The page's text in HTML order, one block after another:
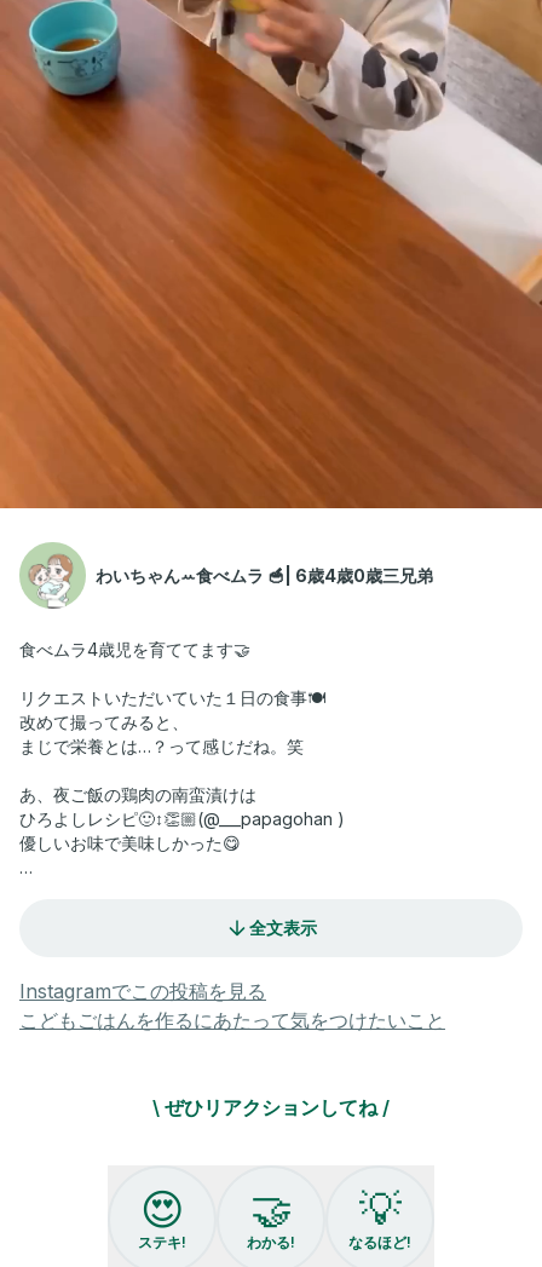
わいちゃんꕀ食べムラ 🥣| 6歳4歳0歳三兄弟
食べムラ4歳児を育ててます🤝
リクエストいただいていた１日の食事🍽️
改めて撮ってみると、
まじで栄養とは…？って感じだね。笑
あ、夜ご飯の鶏肉の南蛮漬けは
ひろよしレシピ🙂‍↕️👏🏼(@___papagohan )
優しいお味で美味しかった😋
ちゃんと作っても、工夫して作っても、
頑張った時ほど残される現実。
何かしら食べてくれて
お腹が満たされて
元気で過ごしてくれればいいかって
食べムラとの付き合い。🙂‍↕️
#こどもごはん#2歳差兄弟#2歳差育児
#4歳食べムラ#3歳食べムラ#4歳偏食#3歳偏食
#三兄弟#三兄弟ママ#3人育児 #3人兄弟
全文表示
Instagramでこの投稿を見る
こどもごはんを作るにあたって気をつけたいこと
\ ぜひリアクションしてね /
😍
ステキ!
🤝
わかる!
💡
なるほど!